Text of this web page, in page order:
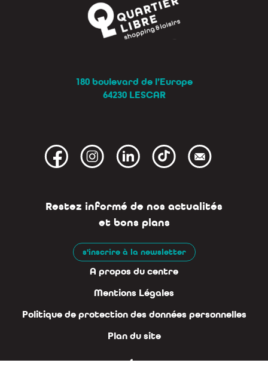
180 boulevard de l’Europe
64230 LESCAR
Restez informé de nos actualités
et bons plans
s'inscrire à la newsletter
A propos du centre
Mentions Légales
Politique de protection des données personnelles
Plan du site